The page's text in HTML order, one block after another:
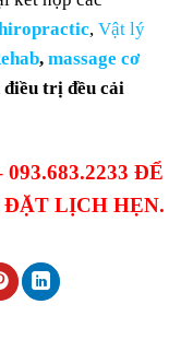
, Vật lý
, massage cơ
điều trị đều cải
ĐỂ
LỊCH HẸN.